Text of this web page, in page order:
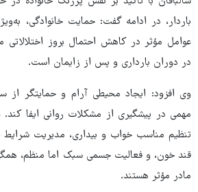
باردار، در ادامه گفت: حمایت خانوادگی،
عوامل مؤثر در کاهش احتمال بروز
در دوران بارداری و پس از زایمان است.
وی افزود: ایجاد محیطی آرام و حمایتگر از
مهمی در پیشگیری از مشکلات روانی ایفا کند.
تنظیم مناسب خواب و بیداری، مدیریت
قند خون، و فعالیت جسمی سبک اما منظم،
مادر مؤثر هستند.